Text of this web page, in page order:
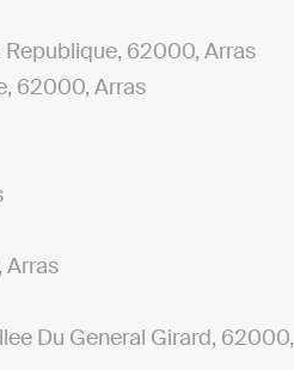
Republique, 62000, Arras
62000, Arras
Arras
Du General Girard,